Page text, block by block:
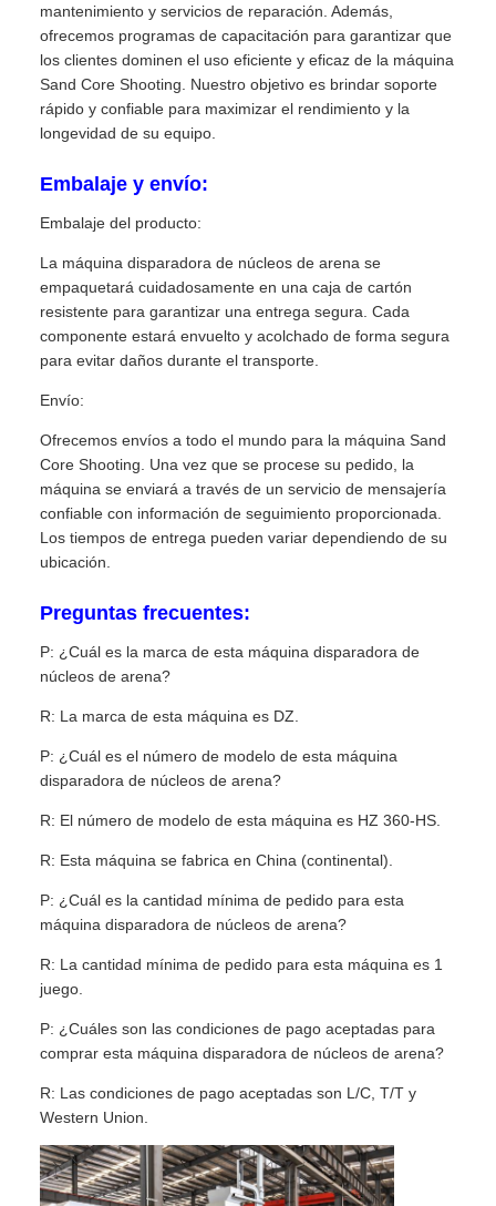
mantenimiento y servicios de reparación. Además,
ofrecemos programas de capacitación para garantizar que
los clientes dominen el uso eficiente y eficaz de la máquina
Sand Core Shooting. Nuestro objetivo es brindar soporte
rápido y confiable para maximizar el rendimiento y la
longevidad de su equipo.
Embalaje y envío:
Embalaje del producto:
La máquina disparadora de núcleos de arena se
empaquetará cuidadosamente en una caja de cartón
resistente para garantizar una entrega segura. Cada
componente estará envuelto y acolchado de forma segura
para evitar daños durante el transporte.
Envío:
Ofrecemos envíos a todo el mundo para la máquina Sand
Core Shooting. Una vez que se procese su pedido, la
máquina se enviará a través de un servicio de mensajería
confiable con información de seguimiento proporcionada.
Los tiempos de entrega pueden variar dependiendo de su
ubicación.
Preguntas frecuentes:
P: ¿Cuál es la marca de esta máquina disparadora de
núcleos de arena?
R: La marca de esta máquina es DZ.
P: ¿Cuál es el número de modelo de esta máquina
disparadora de núcleos de arena?
R: El número de modelo de esta máquina es HZ 360-HS.
R: Esta máquina se fabrica en China (continental).
P: ¿Cuál es la cantidad mínima de pedido para esta
máquina disparadora de núcleos de arena?
R: La cantidad mínima de pedido para esta máquina es 1
juego.
P: ¿Cuáles son las condiciones de pago aceptadas para
comprar esta máquina disparadora de núcleos de arena?
R: Las condiciones de pago aceptadas son L/C, T/T y
Western Union.